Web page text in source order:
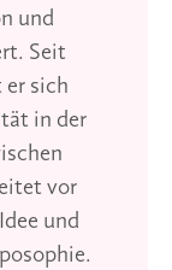
und
Seit
er sich
in der
vor
und